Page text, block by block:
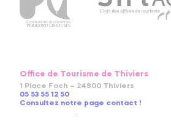
Office de Tourisme de Thiviers
1 Place Foch – 24800 Thiviers
05 53 55 12 50
Consultez notre page contact !